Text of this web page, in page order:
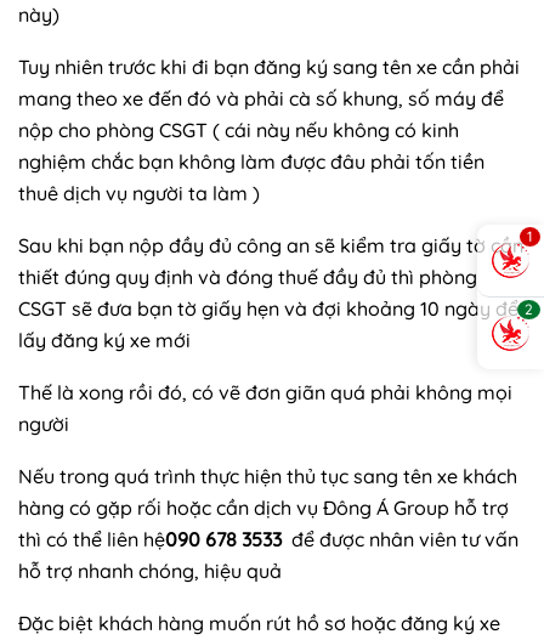
này)
Tuy nhiên trước khi đi bạn đăng ký sang tên xe cần phải
mang theo xe đến đó và phải cà số khung, số máy để
nộp cho phòng CSGT ( cái này nếu không có kinh
nghiệm chắc bạn không làm được đâu phải tốn tiền
thuê dịch vụ người ta làm )
Sau khi bạn nộp đầy đủ công an sẽ kiểm tra giấy tờ cần
thiết đúng quy định và đóng thuế đầy đủ thì phòng
CSGT sẽ đưa bạn tờ giấy hẹn và đợi khoảng 10 ngày để
lấy đăng ký xe mới
Thế là xong rồi đó, có vẽ đơn giãn quá phải không mọi
người
Nếu trong quá trình thực hiện thủ tục sang tên xe khách
hàng có gặp rối hoặc cần dịch vụ Đông Á Group hỗ trợ
thì có thể liên hệ090 678 3533 để được nhân viên tư vấn
hỗ trợ nhanh chóng, hiệu quả
Đặc biệt khách hàng muốn rút hồ sơ hoặc đăng ký xe
1
2